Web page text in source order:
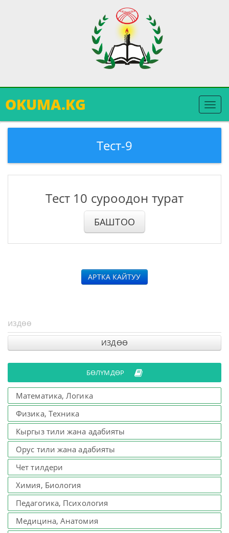
OKUMA.KG
Тест-9
Тест 10 суроодон турат
БАШТОО
АРТКА КАЙТУУ
ИЗДӨӨ
БӨЛҮМДӨР
Математика, Логика
Физика, Техника
Кыргыз тили жана адабияты
Орус тили жана адабияты
Чет тилдери
Химия, Биология
Педагогика, Психология
Медицина, Анатомия